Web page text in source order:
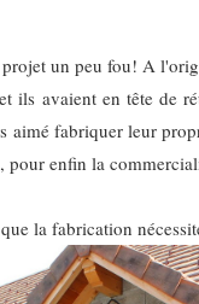
un peu fou! A
ils avaient en tête de
fabriquer leur
pour enfin la
la fabrication